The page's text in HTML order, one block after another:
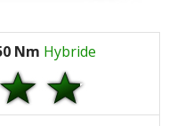
Nm Hybride